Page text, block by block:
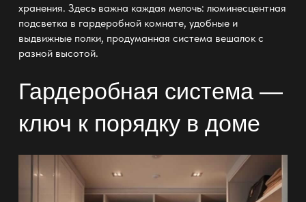
хранения. Здесь важна каждая мелочь: люминесцентная
подсветка в гардеробной комнате, удобные и
выдвижные полки, продуманная система вешалок с
разной высотой.
Гардеробная система —
ключ к порядку в доме